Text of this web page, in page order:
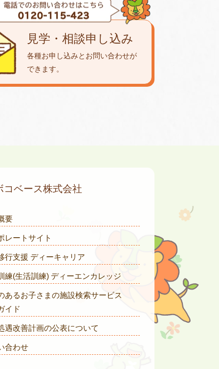
見学・相談申し込み
各種お申し込みとお問い合わせが
できます。
コベース株式会社
要
レートサイト
行支援 ディーキャリア
練(生活訓練) ディーエンカレッジ
あるお子さまの施設検索サービス
イド
遇改善計画の公表について
合わせ